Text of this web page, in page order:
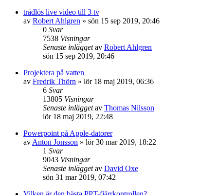
trådlös live video till 3 tv
av Robert Ahlgren » sön 15 sep 2019, 20:46
0 Svar
7538 Visningar
Senaste inläggetav Robert Ahlgren
sön 15 sep 2019, 20:46
Projektera på vatten
av Fredrik Thörn » lör 18 maj 2019, 06:36
6 Svar
13805 Visningar
Senaste inläggetav Thomas Nilsson
lör 18 maj 2019, 22:48
Powerpoint på Apple-datorer
av Anton Jonsson » lör 30 mar 2019, 18:22
1 Svar
9043 Visningar
Senaste inläggetav David Oxe
sön 31 mar 2019, 07:42